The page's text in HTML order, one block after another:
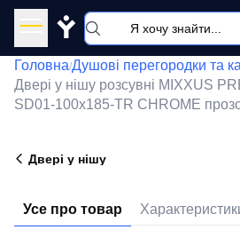
Y
Головна/Душові перегородки та
Двері у нішу розсувні MIXXUS
SD01-100x185-TR CHROME
Двері у нішу
Усе про товар